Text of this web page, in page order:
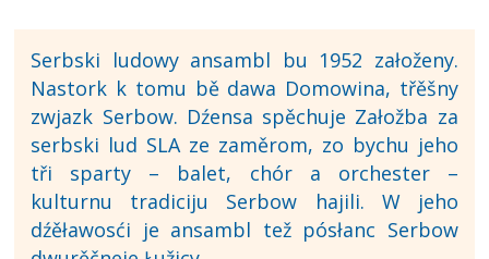
Serbski ludowy ansambl bu 1952 załoženy.
Nastork k tomu bě dawa Domowina, třěšny
zwjazk Serbow. Dźensa spěchuje Załožba za
serbski lud SLA ze zaměrom, zo bychu jeho
tři sparty – balet, chór a orchester –
kulturnu tradiciju Serbow hajili. W jeho
dźěławosći je ansambl tež pósłanc Serbow